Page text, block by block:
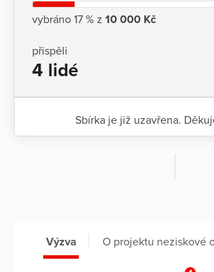
vybráno 17 % z 10 000 Kč
přispěli
4 lidé
Sbírka je již uzavřena.
Výzva O projektu neziskové